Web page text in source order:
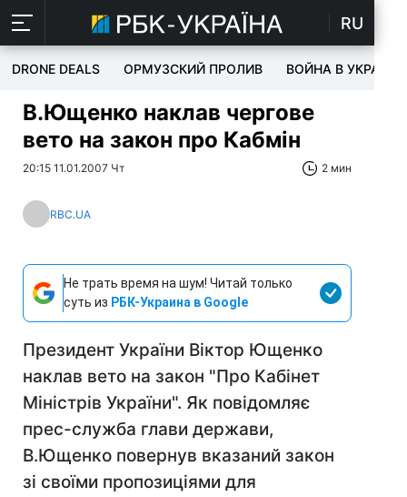
RU
DRONE DEALS ОРМУЗСКИЙ ПРОЛИВ ВОЙНА В УКРАИНЕ
В.Ющенко наклав чергове
вето на закон про Кабмін
20:15 11.01.2007 Чт 2 мин
RBC.UA
Не трать время на шум! Читай только
суть из РБК-Украина в Google
Президент України Віктор Ющенко
наклав вето на закон "Про Кабінет
Міністрів України". Як повідомляє
прес-служба глави держави,
В.Ющенко повернув вказаний закон
зі своїми пропозиціями для